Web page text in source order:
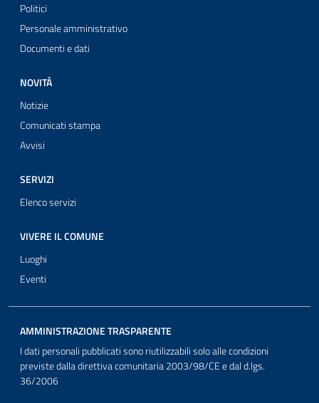
Politici
Personale amministrativo
Documenti e dati
NOVITÀ
Notizie
Comunicati stampa
Avvisi
SERVIZI
Elenco servizi
VIVERE IL COMUNE
Luoghi
Eventi
AMMINISTRAZIONE TRASPARENTE
I dati personali pubblicati sono riutilizzabili solo alle condizioni
previste dalla direttiva comunitaria 2003/98/CE e dal d.lgs.
36/2006